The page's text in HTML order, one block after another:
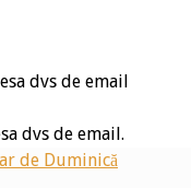
dvs de email
dvs de email.
de Duminică